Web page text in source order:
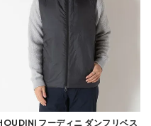
フーディニ ダンフリベス